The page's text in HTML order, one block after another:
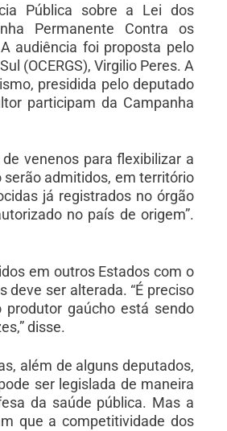
Pública sobre a Lei dos
Permanente Contra os
audiência foi proposta pelo
(OCERGS), Virgilio Peres. A
presidida pelo deputado
participam da Campanha
venenos para flexibilizar a
serão admitidos, em território
já registrados no órgão
no país de origem”.
em outros Estados com o
deve ser alterada. “É preciso
gaúcho está sendo
disse.
além de alguns deputados,
ser legislada de maneira
da saúde pública. Mas a
que a competitividade dos